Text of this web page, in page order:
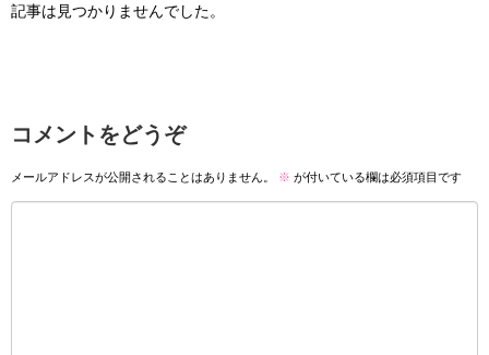
記事は見つかりませんでした。
コメントをどうぞ
メールアドレスが公開されることはありません。 ※ が付いている欄は必須項目です